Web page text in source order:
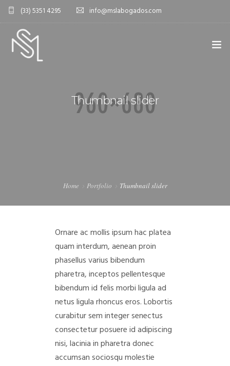
(33) 5351 4295 info@mslabogados.com
Thumbnail slider
Home Portfolio Thumbnail slider
Ornare ac mollis ipsum hac platea
quam interdum, aenean proin
phasellus varius bibendum
pharetra, inceptos pellentesque
bibendum id felis morbi ligula ad
netus ligula rhoncus eros. Lobortis
curabitur sem integer senectus
consectetur posuere id adipiscing
nisi, lacinia in pharetra donec
accumsan sociosqu molestie